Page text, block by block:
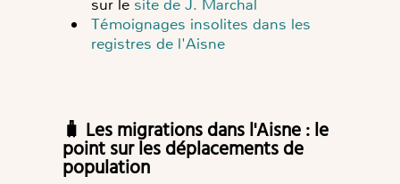
sur le site de J. Marchal
Témoignages insolites dans les
registres de l'Aisne
🧳 Les migrations dans l'Aisne : le
point sur les déplacements de
population